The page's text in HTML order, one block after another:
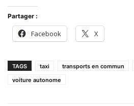
Partager :
Facebook X
TAGS taxi transports en commun
voiture autonome